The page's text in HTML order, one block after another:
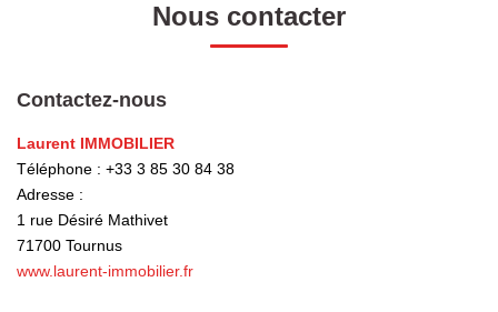
ESTIMER
NOS AGENCES
Laurent Immobilier Tournus
Laurent Immobilier Pont De Vaux
Nous contacter
Contactez-nous
Laurent IMMOBILIER
Téléphone : +33 3 85 30 84 38
Adresse :
1 rue Désiré Mathivet
71700 Tournus
www.laurent-immobilier.fr